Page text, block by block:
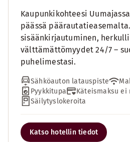
Kaupunkikohteesi
päässä
sisäänkirjautuminen,
välttämättömyydet 24/7 –
puhelimestasi.
Sähköauton latauspiste
Pyykkitupa
Käteismaksu ei
Säilytyslokeroita
Katso hotellin tiedot